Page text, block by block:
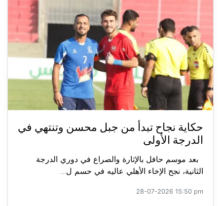
حكاية نجاح تبدأ من جبل محسن وتنتهي في
الدرجة الأولى
بعد موسم حافل بالإثارة والصراع في دوري الدرجة
الثانية، نجح الإخاء الأهلي عاليه في حسم ل...
28-07-2026 15:50 pm